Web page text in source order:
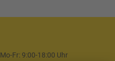
Mo-Fr: 9:00-18:00 Uhr